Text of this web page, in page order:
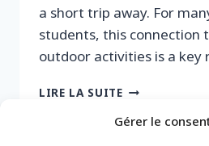
Gérer le
a short trip away. For
students, this connection
outdoor activities is a key
LIRE LA SUITEWATER,
AND